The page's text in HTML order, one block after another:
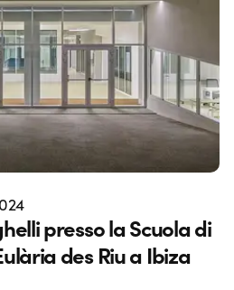
presso la Scuola di
des Riu a Ibiza